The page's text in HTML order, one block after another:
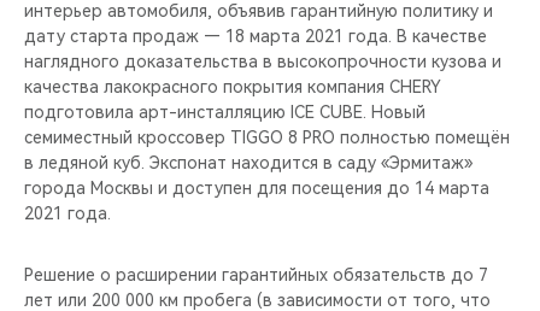
CHERY REMOTE
НАШИ МЕРОПРИЯТИЯ
ВИДЕООБЗОРЫ
интерьер автомобиля, объявив гарантийную политику и
дату старта продаж — 18 марта 2021 года. В качестве
наглядного доказательства в высокопрочности кузова и
качества лакокрасного покрытия компания CHERY
подготовила арт-инсталляцию ICE CUBE. Новый
семиместный кроссовер TIGGO 8 PRO полностью помещён
в ледяной куб. Экспонат находится в саду «Эрмитаж»
города Москвы и доступен для посещения до 14 марта
2021 года.
Решение о расширении гарантийных обязательств до 7
лет или 200 000 км пробега (в зависимости от того, что